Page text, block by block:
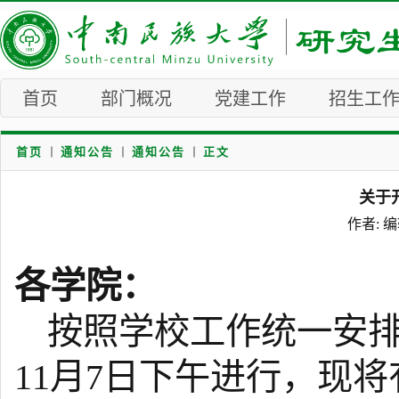
首页 部门概况 党建工作 招生工作
首页 通知公告 通知公告 正文
关于
作者:
各学院：
按照学校工作统一安
11月7日下午进行，现